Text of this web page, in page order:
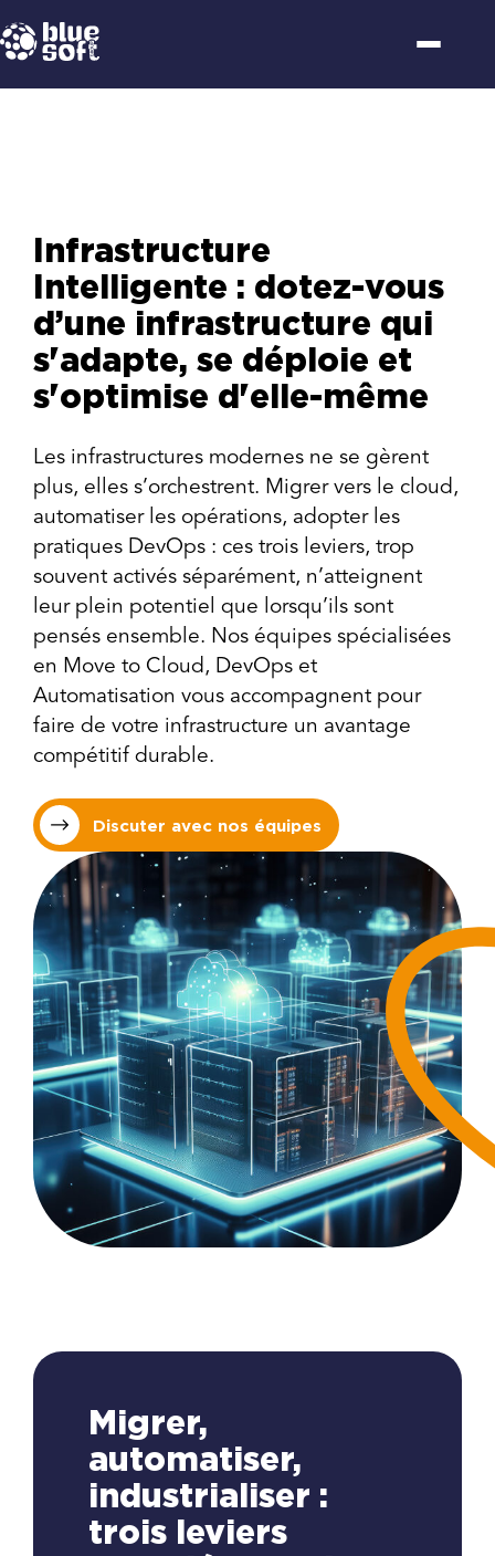
Passer
au
contenu
Infrastructure
Intelligente : dotez-vous
d’une infrastructure qui
s'adapte, se déploie et
s'optimise d'elle-même
Les infrastructures modernes ne se gèrent
plus, elles s’orchestrent. Migrer vers le cloud,
automatiser les opérations, adopter les
pratiques DevOps : ces trois leviers, trop
souvent activés séparément, n’atteignent
leur plein potentiel que lorsqu’ils sont
pensés ensemble. Nos équipes spécialisées
en Move to Cloud, DevOps et
Automatisation vous accompagnent pour
faire de votre infrastructure un avantage
compétitif durable.
Discuter avec nos équipes
Migrer,
automatiser,
industrialiser :
trois leviers